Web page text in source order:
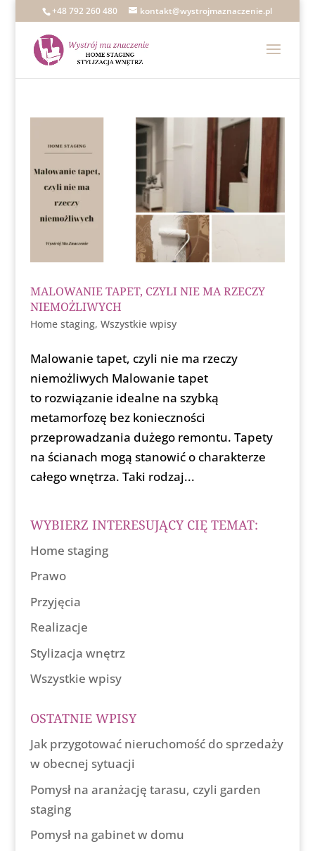
+48 792 260 480 kontakt@wystrojmaznaczenie.pl
MALOWANIE TAPET, CZYLI NIE MA RZECZY
NIEMOŻLIWYCH
Home staging, Wszystkie wpisy
Malowanie tapet, czyli nie ma rzeczy
niemożliwych Malowanie tapet
to rozwiązanie idealne na szybką
metamorfozę bez konieczności
przeprowadzania dużego remontu. Tapety
na ścianach mogą stanowić o charakterze
całego wnętrza. Taki rodzaj...
WYBIERZ INTERESUJĄCY CIĘ TEMAT:
Home staging
Prawo
Przyjęcia
Realizacje
Stylizacja wnętrz
Wszystkie wpisy
OSTATNIE WPISY
Jak przygotować nieruchomość do sprzedaży
w obecnej sytuacji
Pomysł na aranżację tarasu, czyli garden
staging
Pomysł na gabinet w domu